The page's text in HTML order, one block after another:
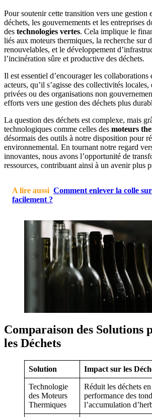
Pour soutenir cette transition vers une gestion
déchets, les gouvernements et les entreprises
des technologies vertes. Cela implique le
liés aux moteurs thermiques, la recherche sur
renouvelables, et le développement
l’incinération sûre et productive des déchets.
Il est essentiel d’encourager les collaborations
acteurs, qu’il s’agisse des collectivités locales,
privées ou des organisations non
efforts vers une gestion des déchets plus
La question des déchets est complexe, mais
technologiques comme celles des moteurs
désormais des outils à notre disposition pour
environnemental. En tournant notre regard
innovantes, nous avons l’opportunité de
ressources, contribuant ainsi à un avenir plus
A lire aussi Comment enlever la colle
facilement ?
Comparaison des Solutions
les Déchets
Solution Impact sur les
Technologie
des Moteurs
Thermiques
Réduit les déchets
performance des
l’accumulation